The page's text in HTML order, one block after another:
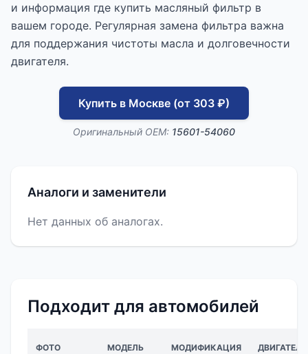
и информация где купить масляный фильтр в
вашем городе. Регулярная замена фильтра важна
для поддержания чистоты масла и долговечности
двигателя.
Купить в Москве (от 303 ₽)
Оригинальный OEM: 15601-54060
Аналоги и заменители
Нет данных об аналогах.
Подходит для автомобилей
ФОТО МОДЕЛЬ МОДИФИКАЦИЯ ДВИГАТЕЛЬ